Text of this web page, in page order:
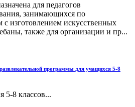
для педагогов
занимающихся по
изготовлением искусственных
также для организации и пр...
программы для учащихся 5-8
5-8 классов...